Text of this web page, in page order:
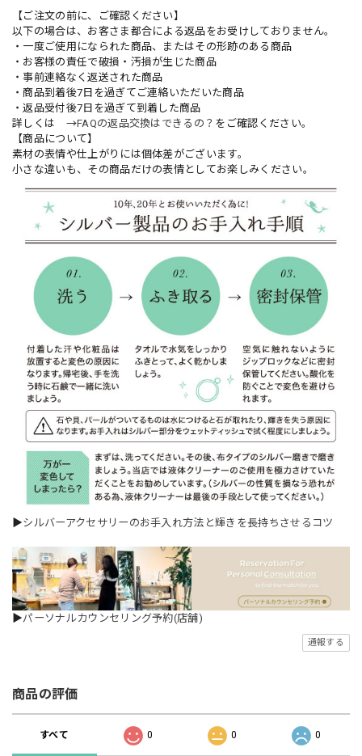
【ご注文の前に、ご確認ください】
以下の場合は、お客さま都合による返品をお受けしておりません。
・一度ご使用になられた商品、またはその形跡のある商品
・お客様の責任で破損・汚損が生じた商品
・事前連絡なく返送された商品
・商品到着後7日を過ぎてご連絡いただいた商品
・返品受付後7日を過ぎて到着した商品
詳しくは →FAQの返品交換はできるの？ をご確認ください。
【商品について】
素材の表情や仕上がりには個体差がございます。
小さな違いも、その商品だけの表情としてお楽しみください。
▶シルバーアクセサリーのお手入れ方法と輝きを長持ちさせるコツ
▶パーソナルカウンセリング予約(店舗)
通報する
商品の評価
すべて 0 0 0